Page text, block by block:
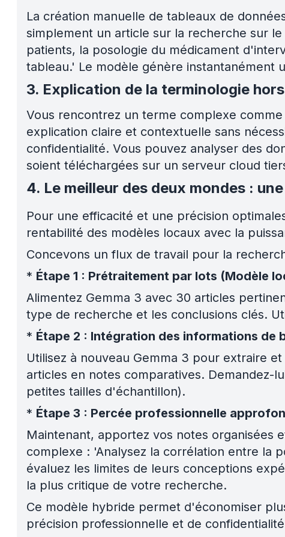
La création manuelle de tableaux de
simplement un article sur la recherche sur
patients, la posologie du médicament
tableau.' Le modèle génère instantanément
3. Explication de la terminologie
Vous rencontrez un terme complexe
explication claire et contextuelle sans
confidentialité. Vous pouvez analyser des
soient téléchargées sur un serveur cloud
4. Le meilleur des deux mondes :
Pour une efficacité et une précision
rentabilité des modèles locaux avec la
Concevons un flux de travail pour la
* Étape 1 : Prétraitement par lots (Modèle
Alimentez Gemma 3 avec 30 articles
type de recherche et les conclusions clés.
* Étape 2 : Intégration des informations de
Utilisez à nouveau Gemma 3 pour extraire
articles en notes comparatives. Demandez-
petites tailles d'échantillon).
* Étape 3 : Percée professionnelle
Maintenant, apportez vos notes organisées
complexe : 'Analysez la corrélation entre la
évaluez les limites de leurs conceptions
la plus critique de votre recherche.
Ce modèle hybride permet d'économiser
précision professionnelle et de